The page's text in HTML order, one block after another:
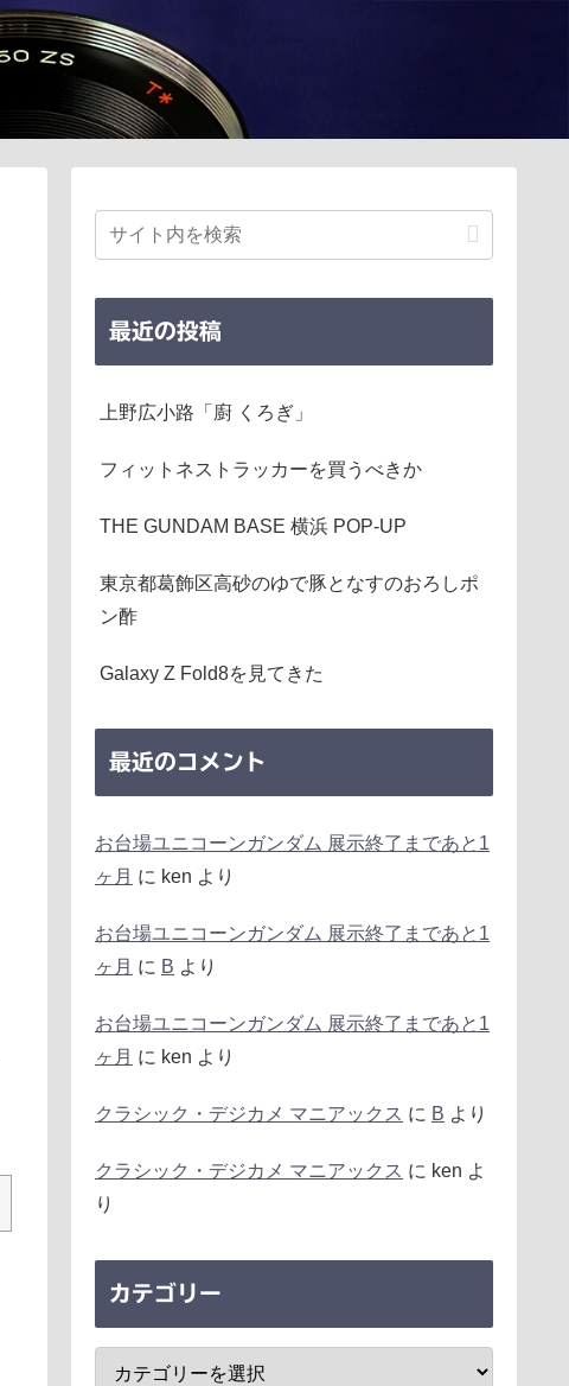
最近の投稿
上野広小路「廚 くろぎ」
フィットネストラッカーを買うべきか
THE GUNDAM BASE 横浜 POP-UP
東京都葛飾区高砂のゆで豚となすのおろしポ
ン酢
Galaxy Z Fold8を見てきた
最近のコメント
お台場ユニコーンガンダム 展示終了まであと1
ヶ月 に ken より
お台場ユニコーンガンダム 展示終了まであと1
ヶ月 に B より
お台場ユニコーンガンダム 展示終了まであと1
ヶ月 に ken より
クラシック・デジカメ マニアックス に B より
クラシック・デジカメ マニアックス に ken よ
り
カテゴリー